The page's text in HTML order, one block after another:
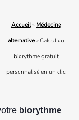
Accueil» Médecine
alternative»Calcul du
biorythme gratuit
personnalisé en un clic
biorythme